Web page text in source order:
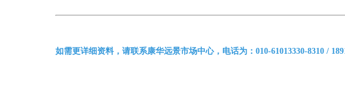
如需更详细资料，请联系康华远景市场中心，电话为：010-61013330-8310 /